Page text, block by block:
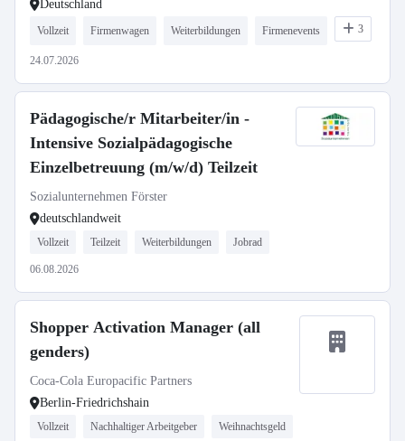
Deutschland
Vollzeit Firmenwagen Weiterbildungen Firmenevents 3
24.07.2026
Pädagogische/r Mitarbeiter/in -
Intensive Sozialpädagogische
Einzelbetreuung (m/w/d) Teilzeit
Sozialunternehmen Förster
deutschlandweit
Vollzeit Teilzeit Weiterbildungen Jobrad
06.08.2026
Shopper Activation Manager (all
genders)
Coca-Cola Europacific Partners
Berlin-Friedrichshain
Vollzeit Nachhaltiger Arbeitgeber Weihnachtsgeld